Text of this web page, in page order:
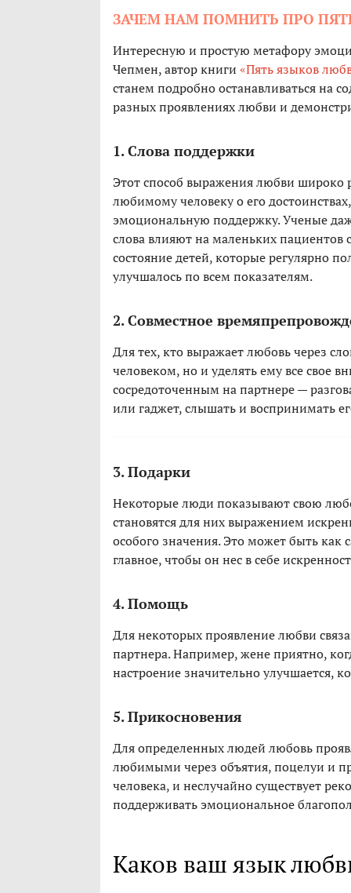
ЗАЧЕМ НАМ ПОМНИТЬ ПРО
Интересную и простую метафору
Чепмен, автор книги «Пять языков
станем подробно останавливаться на
разных проявлениях любви и
1. Слова поддержки
Этот способ выражения любви широко
любимому человеку о его
эмоциональную поддержку. Ученые
слова влияют на маленьких
состояние детей, которые регулярно
улучшалось по всем показателям.
2. Совместное
Для тех, кто выражает любовь через
человеком, но и уделять ему все свое
сосредоточенным на партнере —
или гаджет, слышать и воспринимать
3. Подарки
Некоторые люди показывают свою
становятся для них выражением
особого значения. Это может быть как
главное, чтобы он нес в себе
4. Помощь
Для некоторых проявление любви
партнера. Например, жене приятно,
настроение значительно улучшается,
5. Прикосновения
Для определенных людей любовь
любимыми через объятия, поцелуи и
человека, и неслучайно существует
поддерживать эмоциональное
Каков ваш язык